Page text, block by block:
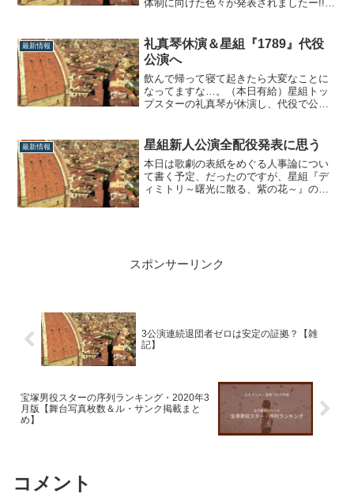
体制に向けた色々が発表されましたー!!一
注目されていた朝月希和の後任として、
夢白あやの雪組トップ娘役就任が大決定!!
まずは素直におめでとうございます!!...
最新情報
礼真琴休演＆星組『1789』代役
公演へ
飲んで帰って寝て起きたら大変なことに
なってますな…。（本日有給）星組トッ
プスターの礼真琴が休演し、代役で公演
の外箱公演を異例の休演。「働き方改革
か？」なんて言われてましたけど、蓋を
開けてみたら体調によほどの問題（ここ
を詮索す...
最新情報 星組新人公演全配役発表に思う
本日は歌劇の表紙をめぐる人事論につい
て書く予定、だったのですが、星組『デ
ィミトリ～曙光に散る、紫の花～』の新
発表されてい...
スポンサーリンク
3公演連続退団者ゼロは安定の証拠？【雑
記】
宝塚男役スターの序列ランキング・2020年3
月版【舞台写真枚数＆ル・サンク掲載まと
め】
コメント